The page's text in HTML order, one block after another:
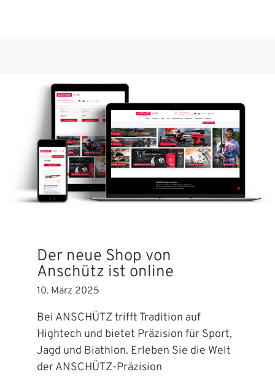
Der neue Shop von
Anschütz ist online
10. März 2025
Bei ANSCHÜTZ trifft Tradition auf
Hightech und bietet Präzision für Sport,
Jagd und Biathlon. Erleben Sie die Welt
der ANSCHÜTZ-Präzision